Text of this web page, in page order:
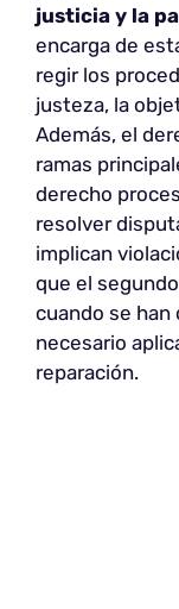
justicia y la
encarga de
regir los
justeza, la
Además, el
ramas
derecho
resolver
implican
que el
cuando se han
necesario
reparación.